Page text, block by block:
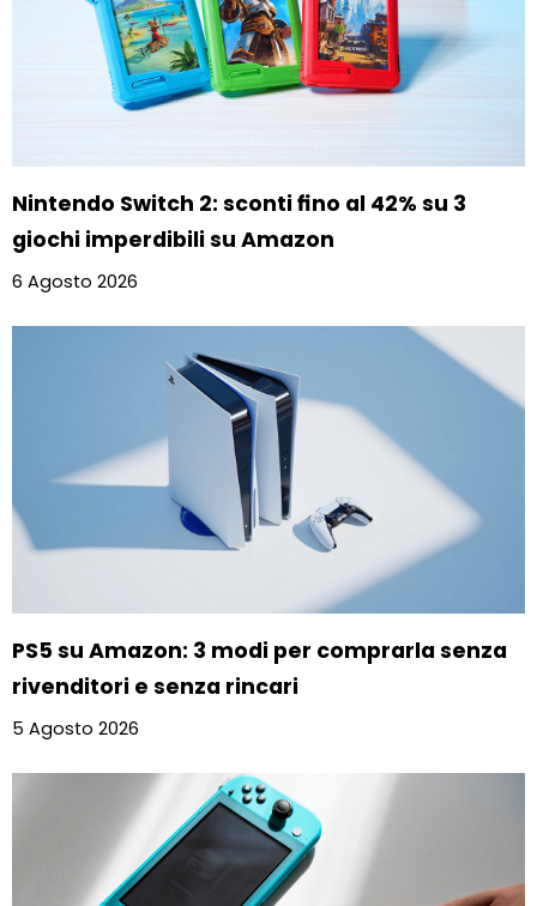
Nintendo Switch 2: sconti fino al 42% su 3
giochi imperdibili su Amazon
6 Agosto 2026
PS5 su Amazon: 3 modi per comprarla senza
rivenditori e senza rincari
5 Agosto 2026